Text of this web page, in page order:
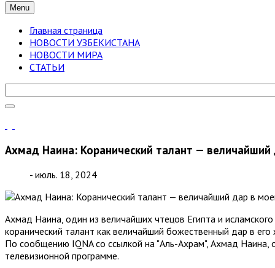
Menu
Главная страница
НОВОСТИ УЗБЕКИСТАНА
НОВОСТИ МИРА
СТАТЬИ
Ахмад Наина: Коранический талант —
- июль. 18, 2024
Ахмад Наина, один из величайших чтецов Египта и
коранический талант как величайший божественный дар в его
По сообщению IQNA со ссылкой на "Аль-Ахрам", Ахмад Наина,
телевизионной программе.